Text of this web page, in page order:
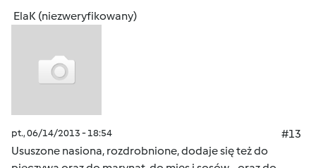
ElaK (niezweryfikowany)
pt., 06/14/2013 - 18:54
#13
Ususzone nasiona, rozdrobnione, dodaje się też do